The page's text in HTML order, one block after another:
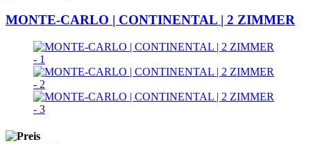
MONTE-CARLO | CONTINENTAL | 2 ZIMMER